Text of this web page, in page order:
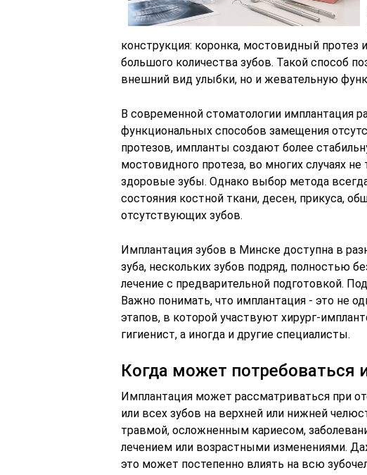
конструкция: коронка, мостовидный протез
большого количества зубов. Такой способ
внешний вид улыбки, но и жевательную
В современной стоматологии имплантация
функциональных способов замещения
протезов, импланты создают более
мостовидного протеза, во многих случаях
здоровые зубы. Однако выбор метода
состояния костной ткани, десен, прикуса,
отсутствующих зубов.
Имплантация зубов в Минске доступна в
зуба, нескольких зубов подряд, полностью
лечение с предварительной подготовкой.
Важно понимать, что имплантация - это не
этапов, в которой участвуют хирург-
гигиенист, а иногда и другие специалисты.
Когда может потребоваться
Имплантация может рассматриваться при
или всех зубов на верхней или нижней
травмой, осложненным кариесом,
лечением или возрастными изменениями.
это может постепенно влиять на всю